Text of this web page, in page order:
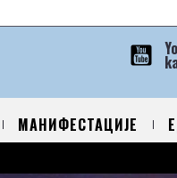
МАНИФЕСТАЦИЈЕ